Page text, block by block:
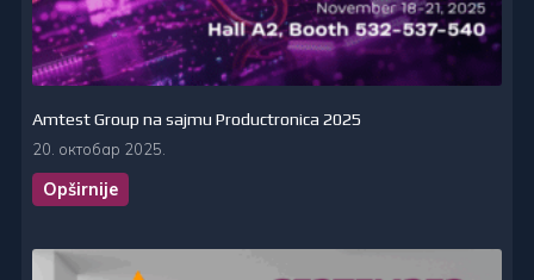
Amtest Group na sajmu Productronica 2025
20. октобар 2025.
Opširnije